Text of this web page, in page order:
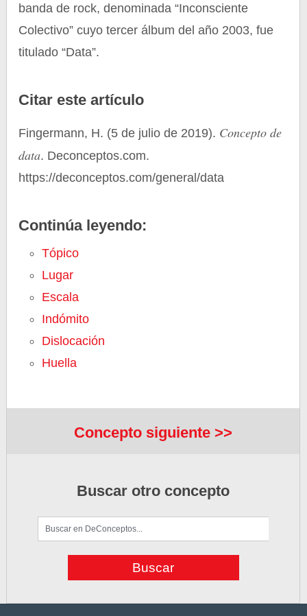
banda de rock, denominada “Inconsciente
Colectivo” cuyo tercer álbum del año 2003, fue
titulado “Data”.
Citar este artículo
Fingermann, H. (5 de julio de 2019). Concepto de
data. Deconceptos.com.
https://deconceptos.com/general/data
Continúa leyendo:
Tópico
Lugar
Escala
Indómito
Dislocación
Huella
Concepto siguiente >>
Buscar otro concepto